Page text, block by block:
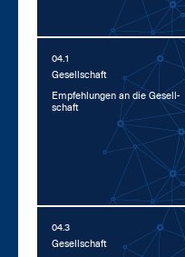
04.1
Ge­sell­schaft
Emp­feh­lun­gen an die Ge­sell­
schaft
04.3
Ge­sell­schaft